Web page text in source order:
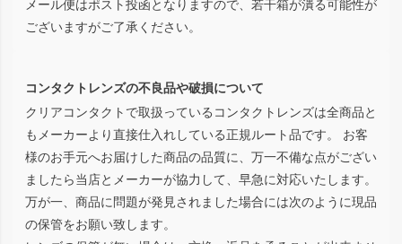
メール便はポスト投函となりますので、若干箱が潰る可能性が
ございますがご了承ください。
コンタクトレンズの不良品や破損について
クリアコンタクトで取扱っているコンタクトレンズは全商品と
もメーカーより直接仕入れしている正規ルート品です。 お客
様のお手元へお届けした商品の品質に、万一不備な点がござい
ましたら当店とメーカーが協力して、早急に対応いたします。
万が一、商品に問題が発見されました場合には次のように現品
の保管をお願い致します。